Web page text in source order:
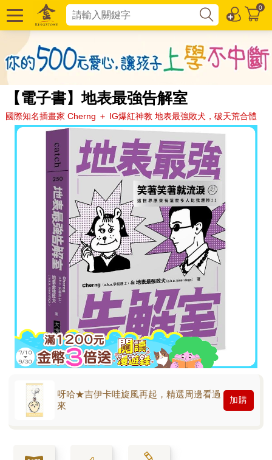
0
【電子書】地表最強告解室
國際知名插畫家 Cherng ＋ IG爆紅神教 地表最強敗犬，破天荒合體
呀哈★吉伊卡哇旋風再起，精選周邊看過
來
加購